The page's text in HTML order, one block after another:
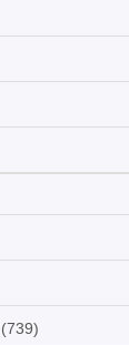
(739)